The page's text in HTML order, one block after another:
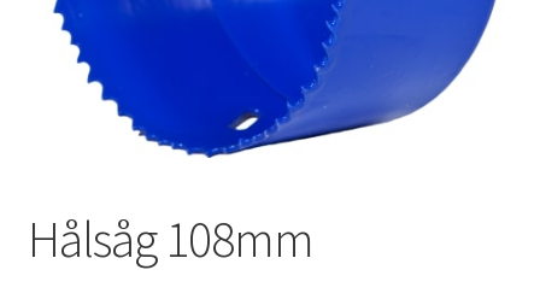
VVS
Hålsåg 108mm